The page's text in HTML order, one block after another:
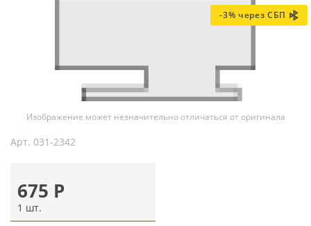
-3% через СБП
Изображение может незначительно отличаться от оригинала
Арт. 031-2342
675 Р
1 шт.